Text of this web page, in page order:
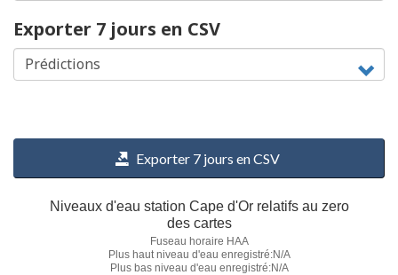
Exporter 7 jours en CSV
Exporter 7 jours en CSV
Niveaux d'eau station Cape d'Or relatifs au zero
des cartes
Fuseau horaire HAA
Plus haut niveau d'eau enregistré:N/A
Plus bas niveau d'eau enregistré:N/A